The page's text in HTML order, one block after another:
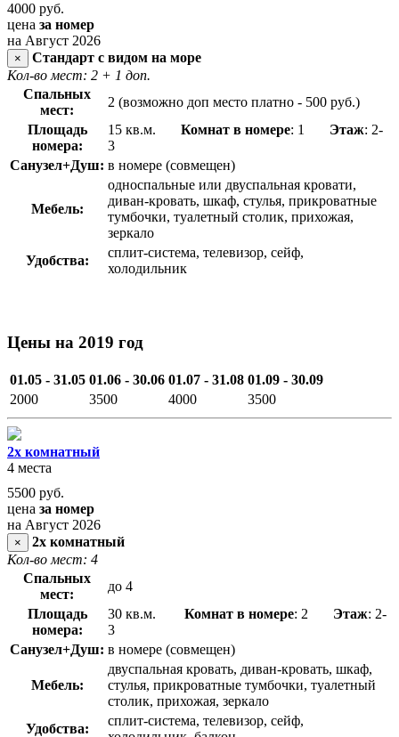
4000 руб.
цена за номер
на Август 2026
×
Стандарт с видом на море
Кол-во мест: 2 + 1 доп.
Спальных
мест:
2 (возможно доп место платно - 500 руб.)
Площадь
номера:
15 кв.м. Комнат в номере: 1 Этаж: 2-
3
Санузел+Душ: в номере (совмещен)
Мебель:
односпальные или двуспальная кровати,
диван-кровать, шкаф, стулья, прикроватные
тумбочки, туалетный столик, прихожая,
зеркало
Удобства:
сплит-система, телевизор, сейф,
холодильник
Цены на 2019 год
01.05 - 31.05 01.06 - 30.06 01.07 - 31.08 01.09 - 30.09
2000
3500 4000 3500
2х комнатный
4 места
5500 руб.
цена за номер
на Август 2026
×
2х комнатный
Кол-во мест: 4
Спальных
мест:
до 4
Площадь
номера:
30 кв.м. Комнат в номере: 2 Этаж: 2-
3
Санузел+Душ: в номере (совмещен)
Мебель:
двуспальная кровать, диван-кровать, шкаф,
стулья, прикроватные тумбочки, туалетный
столик, прихожая, зеркало
Удобства:
сплит-система, телевизор, сейф,